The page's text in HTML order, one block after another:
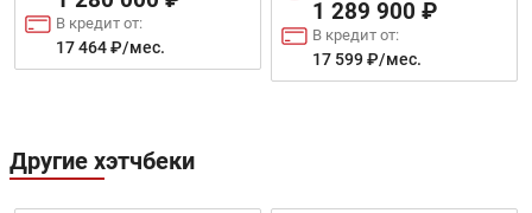
49 104 ₽/мес.
В кредит от:
17 464 ₽/мес.
1 289 900 ₽
В кредит от:
17 599 ₽/мес.
Другие хэтчбеки